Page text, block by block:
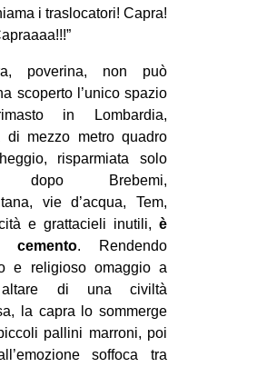
i traslocatori! Capra!
poverina, non può
scoperto l’unico spazio
in Lombardia,
di mezzo metro quadro
risparmiata solo
dopo Brebemi,
vie d’acqua, Tem,
e grattacieli inutili, è
. Rendendo
e religioso omaggio a
altare di una civiltà
la capra lo sommerge
pallini marroni, poi
soffoca tra